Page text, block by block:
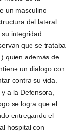
un masculino
del lateral
integridad.
que se trataba
quien además de
un dialogo con
contra su vida.
a la Defensora,
se logra que el
entregando el
hospital con